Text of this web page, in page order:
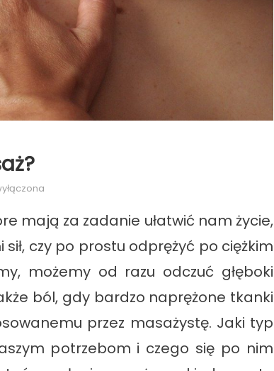
mają za zadanie ułatwić nam życie,
czy po prostu odprężyć po ciężkim
możemy od razu odczuć głęboki
ból, gdy bardzo naprężone tkanki
przez masażystę. Jaki typ
potrzebom i czego się po nim